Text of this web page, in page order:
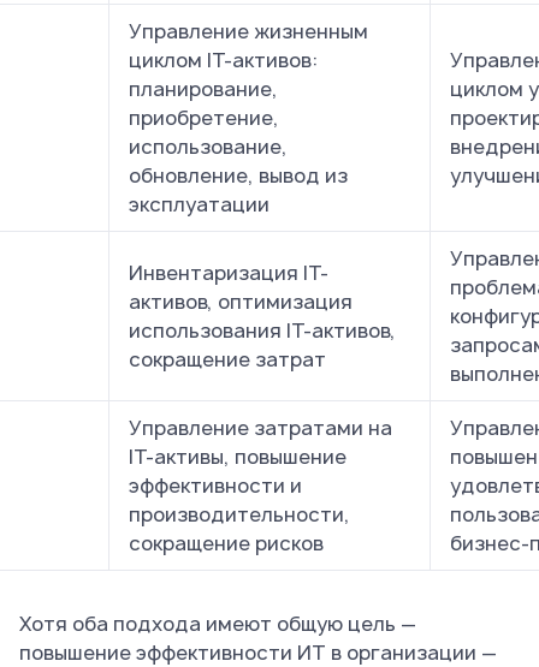
Управление жизненным
циклом IT-активов:
планирование,
приобретение,
использование,
обновление, вывод из
эксплуатации
циклом
Инвентаризация IT-
активов, оптимизация
использования IT-активов,
сокращение затрат
Управление затратами на
IT-активы, повышение
эффективности и
производительности,
сокращение рисков
бизнес-
Хотя оба подхода имеют общую цель —
повышение эффективности ИТ в организации —